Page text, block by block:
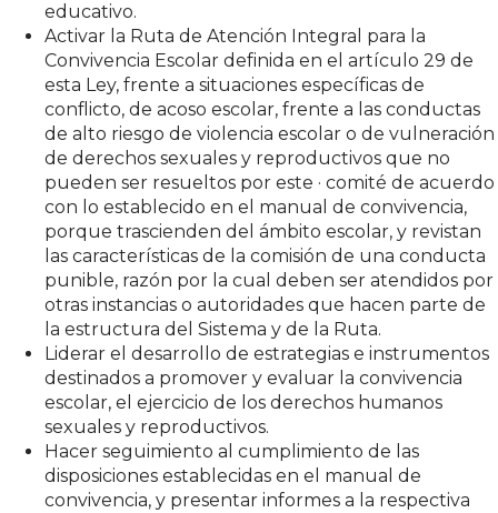
educativo.
Activar la Ruta de Atención Integral para la
Convivencia Escolar definida en el artículo 29 de
esta Ley, frente a situaciones específicas de
conflicto, de acoso escolar, frente a las conductas
de alto riesgo de violencia escolar o de vulneración
de derechos sexuales y reproductivos que no
pueden ser resueltos por este · comité de acuerdo
con lo establecido en el manual de convivencia,
porque trascienden del ámbito escolar, y revistan
las características de la comisión de una conducta
punible, razón por la cual deben ser atendidos por
otras instancias o autoridades que hacen parte de
la estructura del Sistema y de la Ruta.
Liderar el desarrollo de estrategias e instrumentos
destinados a promover y evaluar la convivencia
escolar, el ejercicio de los derechos humanos
sexuales y reproductivos.
Hacer seguimiento al cumplimiento de las
disposiciones establecidas en el manual de
convivencia, y presentar informes a la respectiva